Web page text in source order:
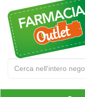
Outlet
Prodotto